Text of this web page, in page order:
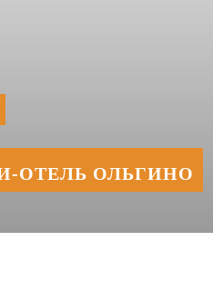
МИНИ‑‏ОТЕЛЬ ОЛЬГИНО